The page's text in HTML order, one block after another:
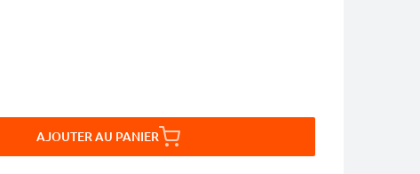
AJOUTER AU PANIER